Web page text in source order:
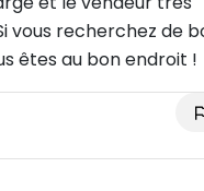
vous recherchez de
êtes au bon endroit !